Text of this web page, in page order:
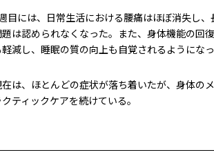
目には、日常生活における腰痛はほぼ消失し
題は認められなくなった。また、身体機能の回
軽減し、睡眠の質の向上も自覚されるようになっ
在は、ほとんどの症状が落ち着いたが、身体の
ティックケアを続けている。